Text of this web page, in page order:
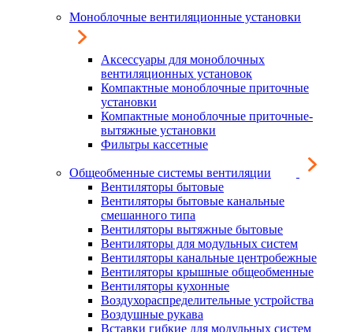
Моноблочные вентиляционные установки
Аксессуары для моноблочных
вентиляционных установок
Компактные моноблочные приточные
установки
Компактные моноблочные приточные-
вытяжные установки
Фильтры кассетные
Общеобменные системы вентиляции
Вентиляторы бытовые
Вентиляторы бытовые канальные
смешанного типа
Вентиляторы вытяжные бытовые
Вентиляторы для модульных систем
Вентиляторы канальные центробежные
Вентиляторы крышные общеобменные
Вентиляторы кухонные
Воздухораспределительные устройства
Воздушные рукава
Вставки гибкие для модульных систем